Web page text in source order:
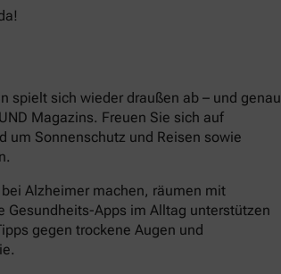
spielt sich wieder draußen ab – und genau
Magazins. Freuen Sie sich auf
um Sonnenschutz und Reisen sowie
Alzheimer machen, räumen mit
Apps im Alltag unterstützen
gegen trockene Augen und